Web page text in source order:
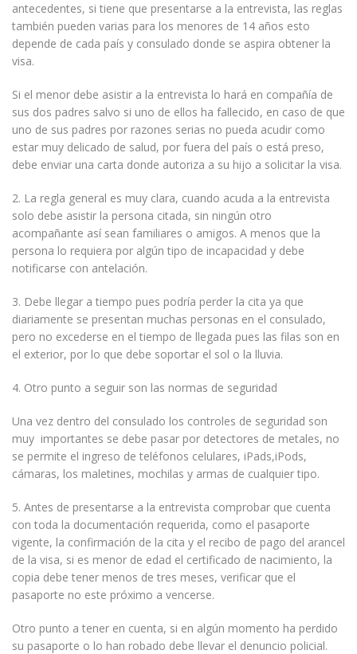
antecedentes, si tiene que presentarse a la entrevista, las reglas
también pueden varias para los menores de 14 años esto
depende de cada país y consulado donde se aspira obtener la
visa.
Si el menor debe asistir a la entrevista lo hará en compañía de
sus dos padres salvo si uno de ellos ha fallecido, en caso de que
uno de sus padres por razones serias no pueda acudir como
estar muy delicado de salud, por fuera del país o está preso,
debe enviar una carta donde autoriza a su hijo a solicitar la visa.
2. La regla general es muy clara, cuando acuda a la entrevista
solo debe asistir la persona citada, sin ningún otro
acompañante así sean familiares o amigos. A menos que la
persona lo requiera por algún tipo de incapacidad y debe
notificarse con antelación.
3. Debe llegar a tiempo pues podría perder la cita ya que
diariamente se presentan muchas personas en el consulado,
pero no excederse en el tiempo de llegada pues las filas son en
el exterior, por lo que debe soportar el sol o la lluvia.
4. Otro punto a seguir son las normas de seguridad
Una vez dentro del consulado los controles de seguridad son
muy importantes se debe pasar por detectores de metales, no
se permite el ingreso de teléfonos celulares, iPads,iPods,
cámaras, los maletines, mochilas y armas de cualquier tipo.
5. Antes de presentarse a la entrevista comprobar que cuenta
con toda la documentación requerida, como el pasaporte
vigente, la confirmación de la cita y el recibo de pago del arancel
de la visa, si es menor de edad el certificado de nacimiento, la
copia debe tener menos de tres meses, verificar que el
pasaporte no este próximo a vencerse.
Otro punto a tener en cuenta, si en algún momento ha perdido
su pasaporte o lo han robado debe llevar el denuncio policial.